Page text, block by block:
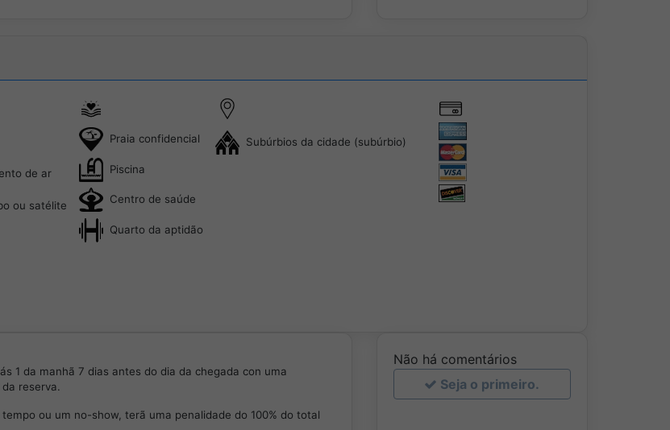
de ar
ou satélite
Praia confidencial
Piscina
Centro de saúde
Quarto da aptidão
Subúrbios da cidade (subúrbio)
1 da manhã 7 dias antes do dia da chegada con uma
reserva.
ou um no-show, terã uma penalidade do 100% do total
Não há comentários
Seja o primeiro.